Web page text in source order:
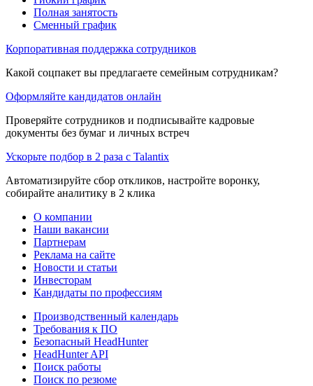
Полная занятость
Сменный график
Корпоративная поддержка сотрудников
Какой соцпакет вы предлагаете семейным сотрудникам?
Оформляйте кандидатов онлайн
Проверяйте сотрудников и подписывайте кадровые
документы без бумаг и личных встреч
Ускорьте подбор в 2 раза с Talantix
Автоматизируйте сбор откликов, настройте воронку,
собирайте аналитику в 2 клика
О компании
Наши вакансии
Партнерам
Реклама на сайте
Новости и статьи
Инвесторам
Кандидаты по профессиям
Производственный календарь
Требования к ПО
Безопасный HeadHunter
HeadHunter API
Поиск работы
Поиск по резюме